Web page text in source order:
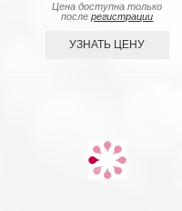
Цена доступна только
послерегистрации
УЗНАТЬ ЦЕНУ